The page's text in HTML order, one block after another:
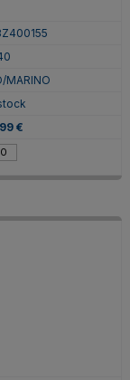
MARINO
€